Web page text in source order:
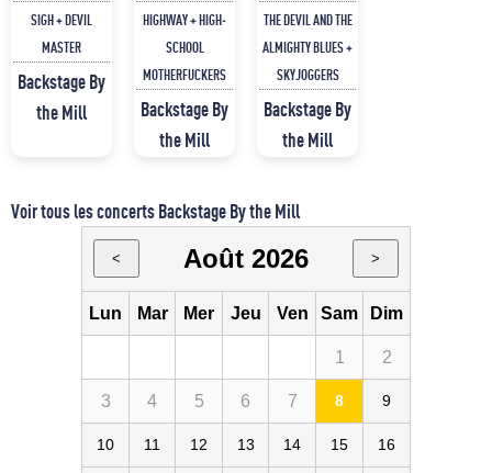
SIGH + DEVIL
MASTER
Backstage By
the Mill
HIGHWAY + HIGH-
SCHOOL
MOTHERFUCKERS
Backstage By
the Mill
THE DEVIL AND THE
ALMIGHTY BLUES +
SKYJOGGERS
Backstage By
the Mill
Voir tous les concerts Backstage By the Mill
< Août 2026 >
Lun Mar Mer Jeu Ven Sam Dim
1 2
3 4 5 6 7 8 9
10 11 12 13 14 15 16